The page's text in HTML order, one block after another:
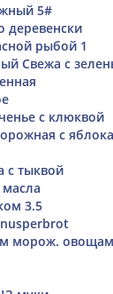
5#
деревенски
рыбой 1
Свежа с
с клюквой
с
с тыквой
3.5
морож.